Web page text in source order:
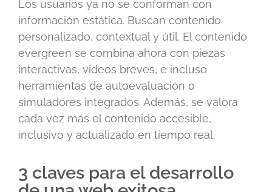
Los usuarios ya no se conforman con
información estática. Buscan contenido
personalizado, contextual y útil. El contenido
evergreen se combina ahora con piezas
interactivas, videos breves, e incluso
herramientas de autoevaluación o
simuladores integrados. Además, se valora
cada vez más el contenido accesible,
inclusivo y actualizado en tiempo real.
3 claves para el desarrollo